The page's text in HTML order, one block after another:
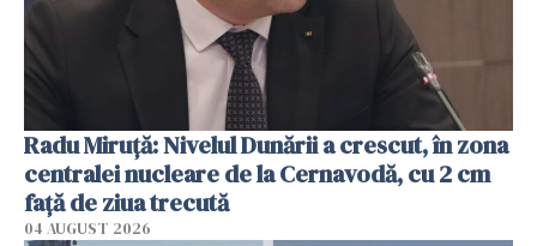
Radu Miruţă: Nivelul Dunării a crescut, în zona
centralei nucleare de la Cernavodă, cu 2 cm
faţă de ziua trecută
04 AUGUST 2026